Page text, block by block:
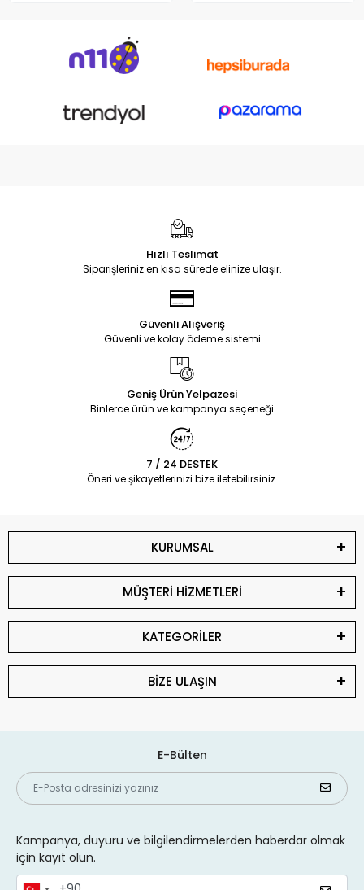
Hızlı Teslimat
Siparişleriniz en kısa sürede elinize ulaşır.
Güvenli Alışveriş
Güvenli ve kolay ödeme sistemi
Geniş Ürün Yelpazesi
Binlerce ürün ve kampanya seçeneği
7 / 24 DESTEK
Öneri ve şikayetlerinizi bize iletebilirsiniz.
KURUMSAL
MÜŞTERİ HİZMETLERİ
KATEGORİLER
BİZE ULAŞIN
E-Bülten
Kampanya, duyuru ve bilgilendirmelerden haberdar olmak
için kayıt olun.